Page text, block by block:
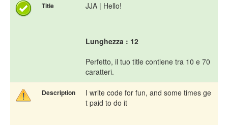
Title JJA | Hello!
Lunghezza : 12
Perfetto, il tuo title contiene tra 10 e 70
caratteri.
Description
I write code for fun, and some times ge
t paid to do it